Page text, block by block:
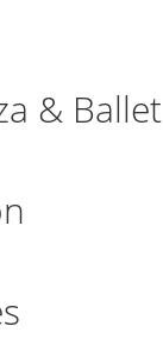
& Ballet